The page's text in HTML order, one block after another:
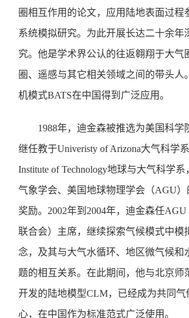
圈相互作用的论文，应用陆地表面过程
系统模拟研究。为此开展长达二十余年
究。他是学术界公认的往返翱翔于大气
圈、遥感与其它相关领域之间的带头人
机模式BATS在中国得到广泛应用。
1988年，迪金森被推选为美国科学
继任教于Univeristy of Arizona大气科学
Institute of Technology地球与大气科学
气象学会、美国地球物理学会（AGU
奖励。2002年到2004年，迪金森任
联合会）主席，继续探索气候模式中模
念，及其与大气水循环、地区微气候和
题的相互关系。在此期间，他与北京师
开发的陆地模型CLM，已经成为共同气
心，在中国作为标准范式广泛使用。